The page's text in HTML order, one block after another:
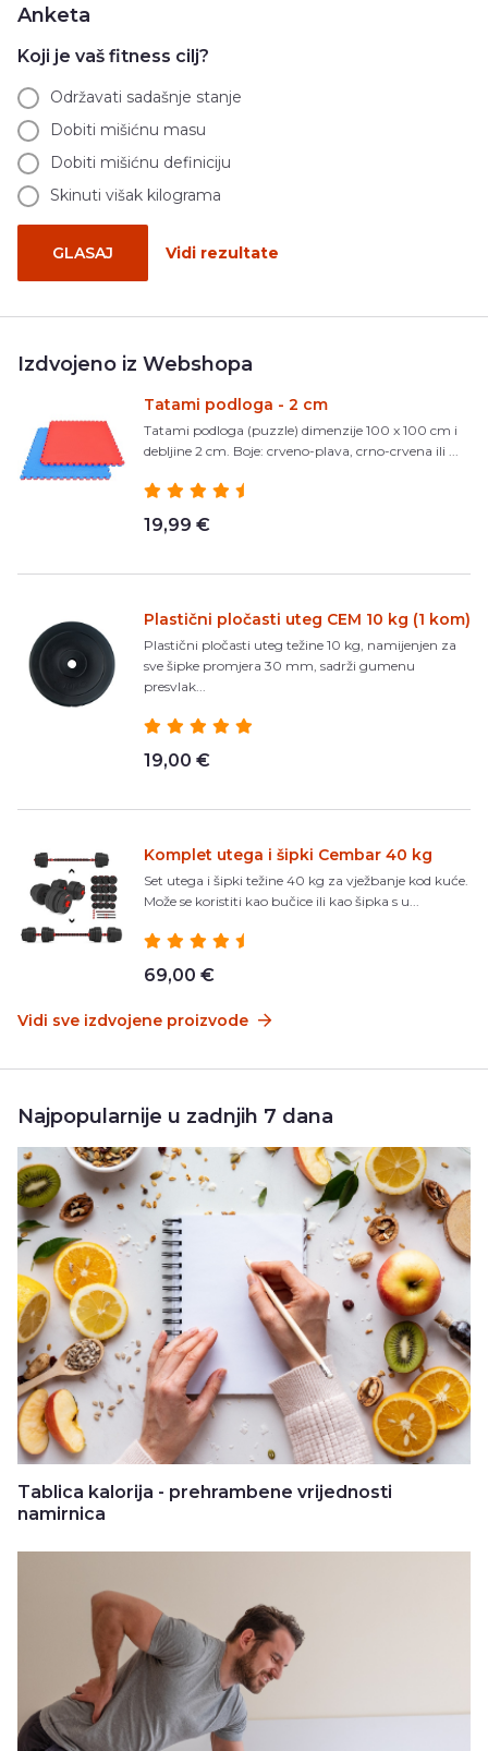
Anketa
Koji je vaš fitness cilj?
Održavati sadašnje stanje
Dobiti mišićnu masu
Dobiti mišićnu definiciju
Skinuti višak kilograma
GLASAJ Vidi rezultate
Izdvojeno iz Webshopa
Tatami podloga - 2 cm
Tatami podloga (puzzle) dimenzije 100 x 100 cm i
debljine 2 cm. Boje: crveno-plava, crno-crvena ili ...
19,99 €
Plastični pločasti uteg CEM 10 kg (1 kom)
Plastični pločasti uteg težine 10 kg, namijenjen za
sve šipke promjera 30 mm, sadrži gumenu
presvlak...
19,00 €
Komplet utega i šipki Cembar 40 kg
Set utega i šipki težine 40 kg za vježbanje kod kuće.
Može se koristiti kao bučice ili kao šipka s u...
69,00 €
Vidi sve izdvojene proizvode
Najpopularnije u zadnjih 7 dana
Tablica kalorija - prehrambene vrijednosti
namirnica